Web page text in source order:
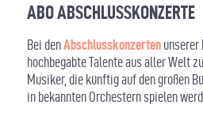
ABO ABSCHLUSSKONZERTE
Bei denAbschlusskonzerten unserer
hochbegabte Talente aus aller Welt
Musiker, die künftig auf den großen
in bekannten Orchestern spielen